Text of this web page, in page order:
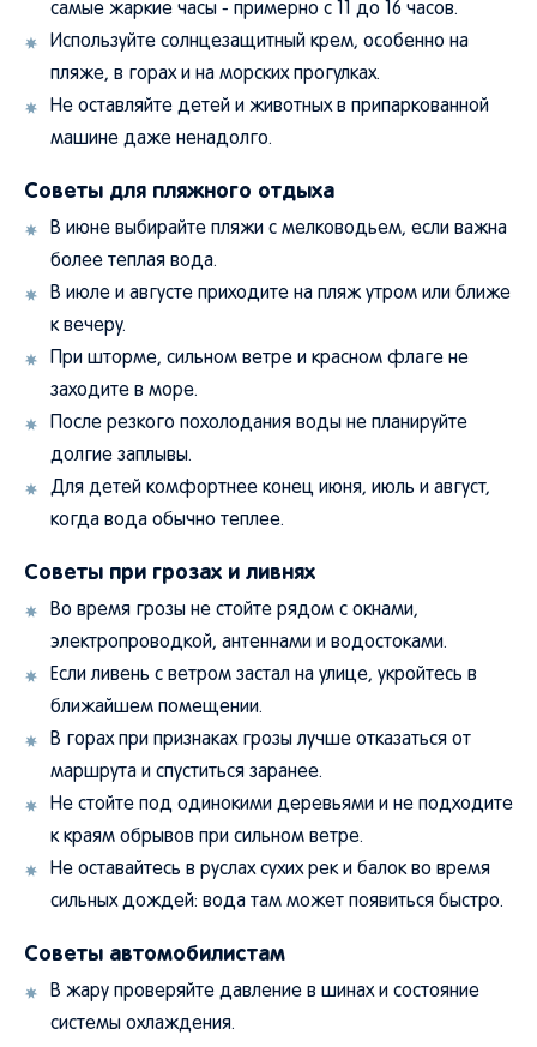
самые жаркие часы - примерно с 11 до 16 часов.
Используйте солнцезащитный крем, особенно на
пляже, в горах и на морских прогулках.
Не оставляйте детей и животных в припаркованной
машине даже ненадолго.
Советы для пляжного отдыха
В июне выбирайте пляжи с мелководьем, если важна
более теплая вода.
В июле и августе приходите на пляж утром или ближе
к вечеру.
При шторме, сильном ветре и красном флаге не
заходите в море.
После резкого похолодания воды не планируйте
долгие заплывы.
Для детей комфортнее конец июня, июль и август,
когда вода обычно теплее.
Советы при грозах и ливнях
Во время грозы не стойте рядом с окнами,
электропроводкой, антеннами и водостоками.
Если ливень с ветром застал на улице, укройтесь в
ближайшем помещении.
В горах при признаках грозы лучше отказаться от
маршрута и спуститься заранее.
Не стойте под одинокими деревьями и не подходите
к краям обрывов при сильном ветре.
Не оставайтесь в руслах сухих рек и балок во время
сильных дождей: вода там может появиться быстро.
Советы автомобилистам
В жару проверяйте давление в шинах и состояние
системы охлаждения.